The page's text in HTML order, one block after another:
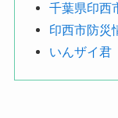
千葉県印西
印西市防災
いんザイ君